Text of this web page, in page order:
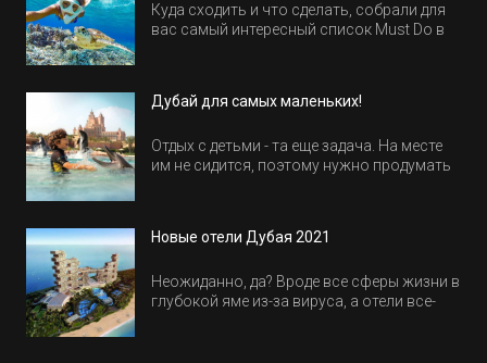
Куда сходить и что сделать, собрали для
вас самый интересный список Must Do в
Дубай для самых маленьких!
Отдых с детьми - та еще задача. На месте
им не сидится, поэтому нужно продумать
Новые отели Дубая 2021
Неожиданно, да? Вроде все сферы жизни в
глубокой яме из-за вируса, а отели все-